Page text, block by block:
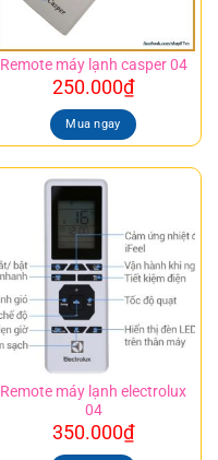
Remote máy lạnh casper 04
250.000₫
Mua ngay
Remote máy lạnh electrolux
04
350.000₫